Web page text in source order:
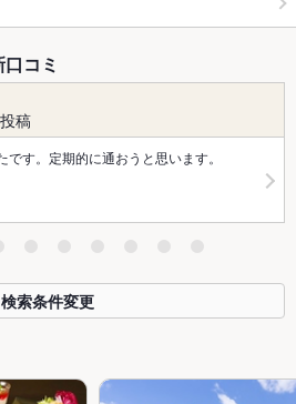
コミ
稿
す。定期的に通おうと思います。
検索条件変更